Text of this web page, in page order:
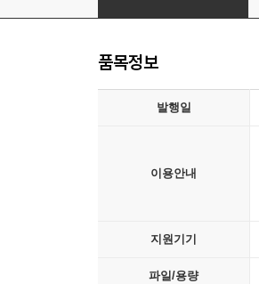
품목정보
발행일
이용안내
지원기기
파일/용량